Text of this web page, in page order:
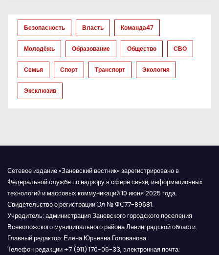
а
п
Безопасность Власть Команда47
Молодёжь Образование Общество СВО
Семья Спорт Транспорт Экология
Эксклюзив
Сетевое издание «Заневский вестник» зарегистрировано в
Федеральной службе по надзору в сфере связи, информационных
технологий и массовых коммуникаций 10 июня 2025 года.
Свидетельство о регистрации Эл № ФС77-89681.
Учредитель: администрация Заневского городского поселения
Всеволожского муниципального района Ленинградской области.
Главный редактор: Елена Юрьевна Голованова.
Телефон редакции +7 (911) 170-06-33, электронная почта: